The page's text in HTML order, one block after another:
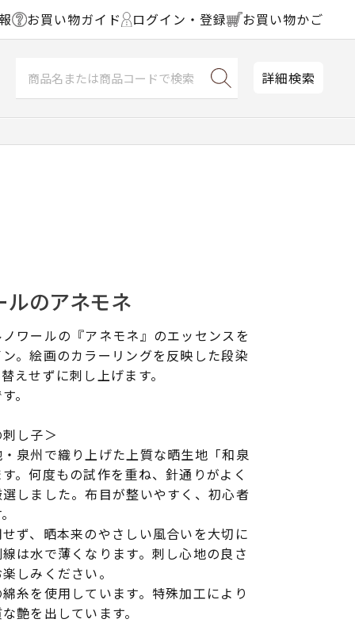
お買い物ガイド ログイン・登録 お買い物かご
詳細検索
ルのアネモネ
ワールの『アネモネ』のエッセンスを
。絵画のカラーリングを反映した段染
えせずに刺し上げます。
。
し子＞
泉州で織り上げた上質な晒生地「和泉
。何度もの試作を重ね、針通りがよく
しました。布目が整いやすく、初心者
ず、晒本来のやさしい風合いを大切に
は水で薄くなります。刺し心地の良さ
しみください。
糸を使用しています。特殊加工により
艶を出しています。